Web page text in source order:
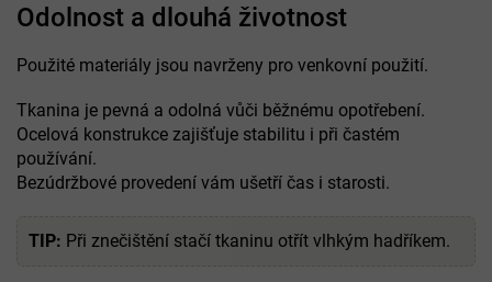
Odolnost a dlouhá životnost
Použité materiály jsou navrženy pro venkovní použití.
Tkanina je pevná a odolná vůči běžnému opotřebení.
Ocelová konstrukce zajišťuje stabilitu i při častém
používání.
Bezúdržbové provedení vám ušetří čas i starosti.
TIP: Při znečištění stačí tkaninu otřít vlhkým hadříkem.